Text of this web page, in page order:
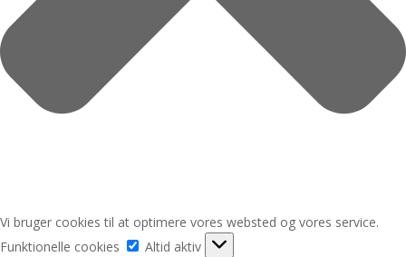
Vi bruger cookies til at optimere vores websted og vores service.
Funktionelle cookies
Funktionelle
Altid aktiv